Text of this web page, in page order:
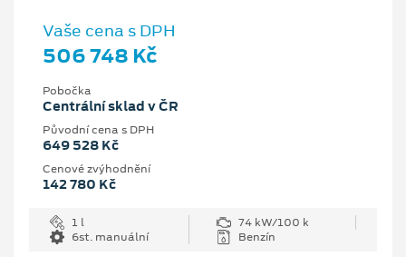
Vaše cena s DPH
506 748 Kč
Pobočka
Centrální sklad v ČR
Původní cena s DPH
649 528 Kč
Cenové zvýhodnění
142 780 Kč
1 l
74 kW/100 k
6st. manuální
Benzín